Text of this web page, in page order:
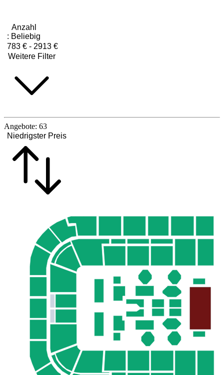
Anzahl
: Beliebig
783 € - 2913 €
Weitere Filter
Angebote: 63
Niedrigster Preis